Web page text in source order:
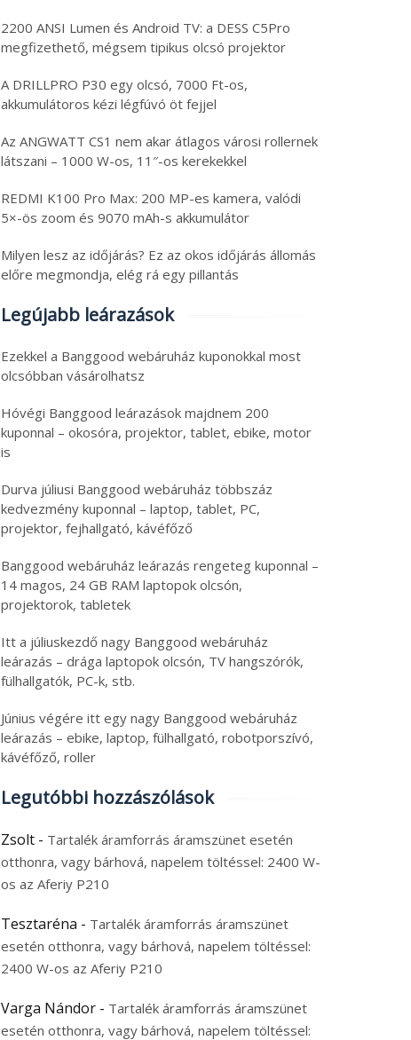
2200 ANSI Lumen és Android TV: a DESS C5Pro
megfizethető, mégsem tipikus olcsó projektor
A DRILLPRO P30 egy olcsó, 7000 Ft-os,
akkumulátoros kézi légfúvó öt fejjel
Az ANGWATT CS1 nem akar átlagos városi rollernek
látszani – 1000 W-os, 11″-os kerekekkel
REDMI K100 Pro Max: 200 MP-es kamera, valódi
5×-ös zoom és 9070 mAh-s akkumulátor
Milyen lesz az időjárás? Ez az okos időjárás állomás
előre megmondja, elég rá egy pillantás
Legújabb leárazások
Ezekkel a Banggood webáruház kuponokkal most
olcsóbban vásárolhatsz
Hóvégi Banggood leárazások majdnem 200
kuponnal – okosóra, projektor, tablet, ebike, motor
is
Durva júliusi Banggood webáruház többszáz
kedvezmény kuponnal – laptop, tablet, PC,
projektor, fejhallgató, kávéfőző
Banggood webáruház leárazás rengeteg kuponnal –
14 magos, 24 GB RAM laptopok olcsón,
projektorok, tabletek
Itt a júliuskezdő nagy Banggood webáruház
leárazás – drága laptopok olcsón, TV hangszórók,
fülhallgatók, PC-k, stb.
Június végére itt egy nagy Banggood webáruház
leárazás – ebike, laptop, fülhallgató, robotporszívó,
kávéfőző, roller
Legutóbbi hozzászólások
Zsolt - Tartalék áramforrás áramszünet esetén
otthonra, vagy bárhová, napelem töltéssel: 2400 W-
os az Aferiy P210
Tesztaréna - Tartalék áramforrás áramszünet
esetén otthonra, vagy bárhová, napelem töltéssel:
2400 W-os az Aferiy P210
Varga Nándor - Tartalék áramforrás áramszünet
esetén otthonra, vagy bárhová, napelem töltéssel: